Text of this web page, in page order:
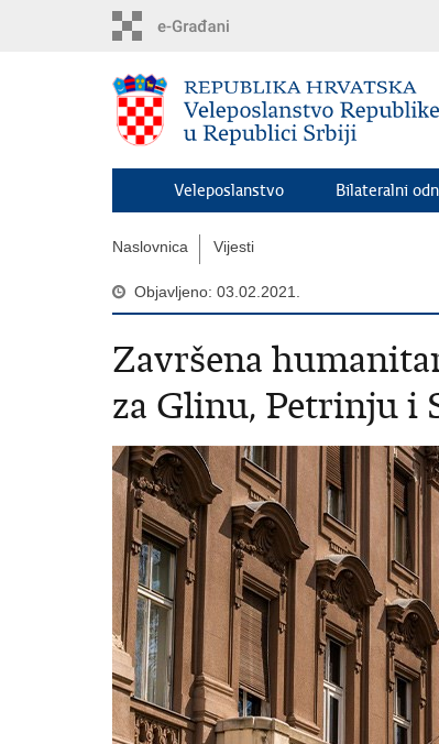
Veleposlanstvo Bilateralni
Naslovnica Vijesti
Objavljeno: 03.02.2021.
Završena
za Glinu, Petrinju i